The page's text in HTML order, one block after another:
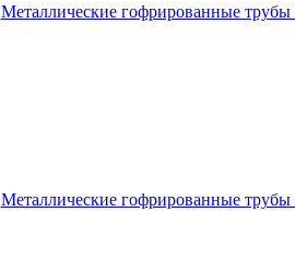
Металлические гофрированные
Металлические гофрированные